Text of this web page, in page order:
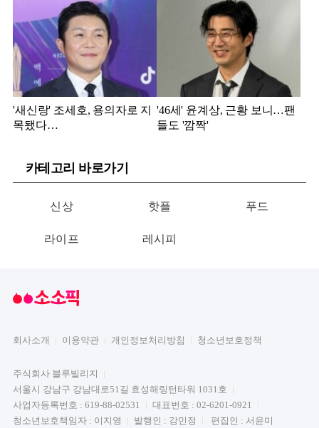
'새신랑' 조세호, 용의자로 지
목됐다…
'46세' 윤계상, 근황 보니…팬
들도 '깜짝'
카테고리 바로가기
신상 핫플 푸드
라이프 레시피
회사소개 이용약관 개인정보처리방침 청소년보호정책
주식회사 블루빌리지
서울시 강남구 강남대로51길 효성해링턴타워 1031호
사업자등록번호 : 619-88-02531
대표번호 : 02-6201-0921
청소년보호책임자 : 이지영
발행인 : 강민정 편집인 : 서윤미